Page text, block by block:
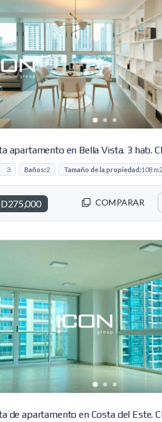
apartamento en Bella Vista. 3 hab.
3 Baños:2 Tamaño de la propiedad:108 m2
COMPARAR
de apartamento en Costa del Este.